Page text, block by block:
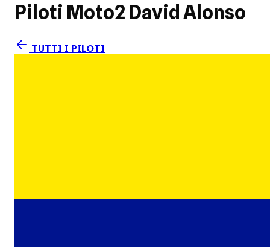
Piloti Moto2 David Alonso
TUTTI I PILOTI